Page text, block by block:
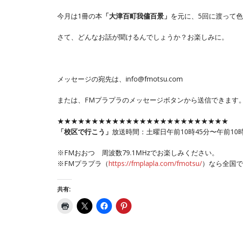
今月は1冊の本 「大津百町我儘百景」 を元に、5回に渡って
さて、どんなお話が聞けるんでしょうか？お楽しみに。
メッセージの宛先は、info@fmotsu.com
または、FMプラプラのメッセージボタンから送信できます。
★★★★★★★★★★★★★★★★★★★★★★★★★
「校区で行こう」 放送時間：土曜日午前10時45分〜午前10
※FMおおつ 周波数79.1MHzでお楽しみください。
※FMプラプラ（https://fmplapla.com/fmotsu/）なら全国
共有: